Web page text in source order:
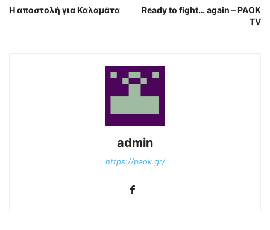
Η αποστολή για Καλαμάτα
Ready to fight… again – PAOK
TV
admin
https://paok.gr/